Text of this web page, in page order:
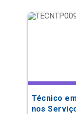
Técnico
nos